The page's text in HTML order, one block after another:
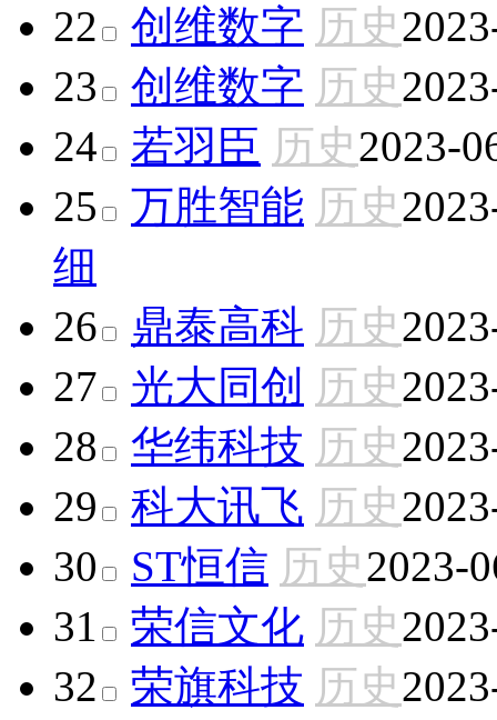
22
创维数字 历史
23
创维数字 历史
24
若羽臣 历史2023-
25
万胜智能 历史
细
26
鼎泰高科 历史
27
光大同创 历史
28
华纬科技 历史
29
科大讯飞 历史
30
ST恒信 历史2023-
31
荣信文化 历史
32
荣旗科技 历史